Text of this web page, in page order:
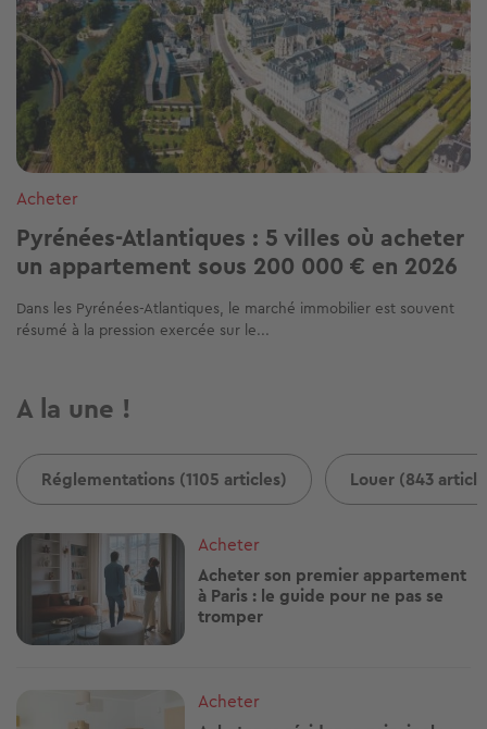
Acheter
Pyrénées-Atlantiques : 5 villes où acheter
un appartement sous 200 000 € en 2026
Dans les Pyrénées-Atlantiques, le marché immobilier est souvent
résumé à la pression exercée sur le...
A la une !
Réglementations (1105 articles) Louer (843
Image
Acheter
Acheter son premier appartement
à Paris : le guide pour ne pas se
tromper
Acheter